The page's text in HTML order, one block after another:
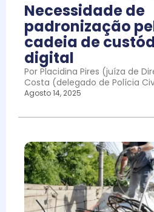
Necessidade de
padronização
cadeia de
digital
Por Placidina Pires (juíza de
Costa (delegado de Polícia
Agosto 14, 2025